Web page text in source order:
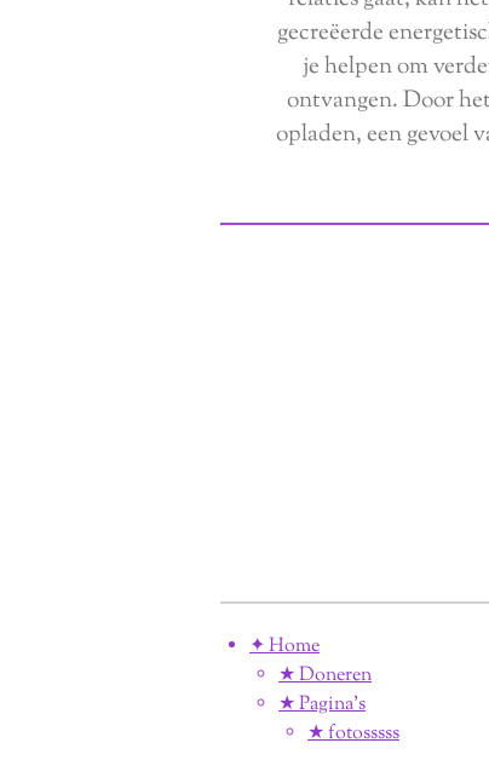
gecreëerde
je helpen om
ontvangen. Door
opladen, een gevoel
✦ Home
★ Doneren
★ Pagina’s
★ fotosssss